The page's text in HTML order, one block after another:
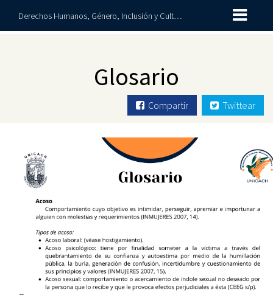
Derechos Humanos, Género, Inclusión y Cultura de Paz
Glosario
Compartir Twittear